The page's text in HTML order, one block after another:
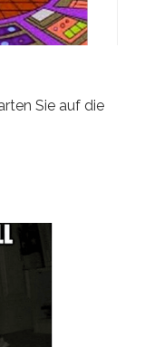
Sie auf die